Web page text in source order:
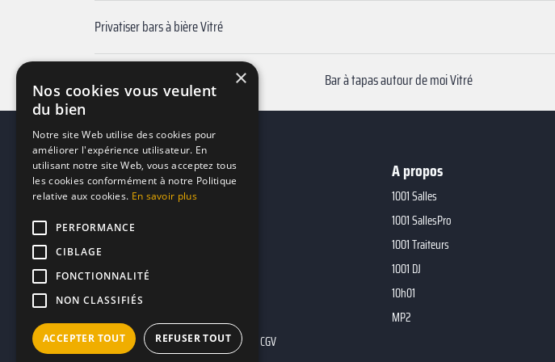
Privatiser bars à bière Vitré
Privatiser bars match de foot Vitré Bar à tapas autour de moi Vitré
Mentions légales CGU CGV
A propos
1001 Salles
1001 SallesPro
1001 Traiteurs
1001 DJ
10h01
MP2
×
Nos cookies vous veulent
du bien
Notre site Web utilise des cookies pour
améliorer l'expérience utilisateur. En
utilisant notre site Web, vous acceptez tous
les cookies conformément à notre Politique
relative aux cookies. En savoir plus
PERFORMANCE
CIBLAGE
FONCTIONNALITÉ
NON CLASSIFIÉS
ACCEPTER TOUT REFUSER TOUT